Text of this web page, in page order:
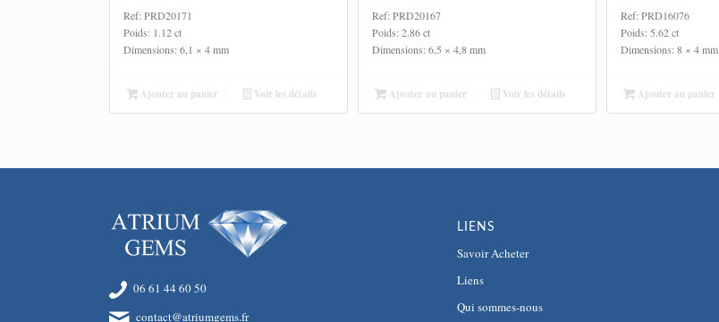
Ref: PRD20171
Poids: 1.12 ct
Dimensions: 6,1 × 4 mm
Ajouter au panier Voir les détails
Ref: PRD20167
Poids: 2.86 ct
Dimensions: 6,5 × 4,8 mm
Ajouter au panier Voir les détails
Ref: PRD16076
Poids: 5.62 ct
Dimensions: 8 × 4 mm
Ajouter au panier
06 61 44 60 50
contact@atriumgems.fr
LIENS
Savoir Acheter
Liens
Qui sommes-nous